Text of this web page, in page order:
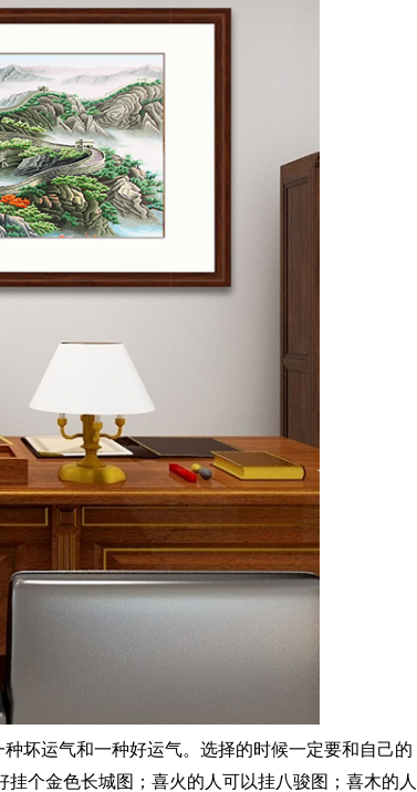
坏运气和一种好运气。选择的时候一定要和自己的
个金色长城图；喜火的人可以挂八骏图；喜木的人